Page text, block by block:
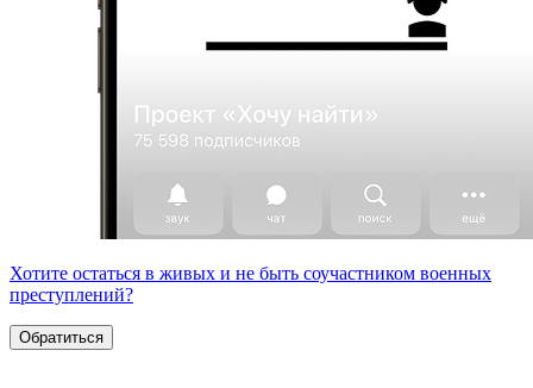
Хотите остаться в живых и не быть соучастником военных
преступлений?
Обратиться